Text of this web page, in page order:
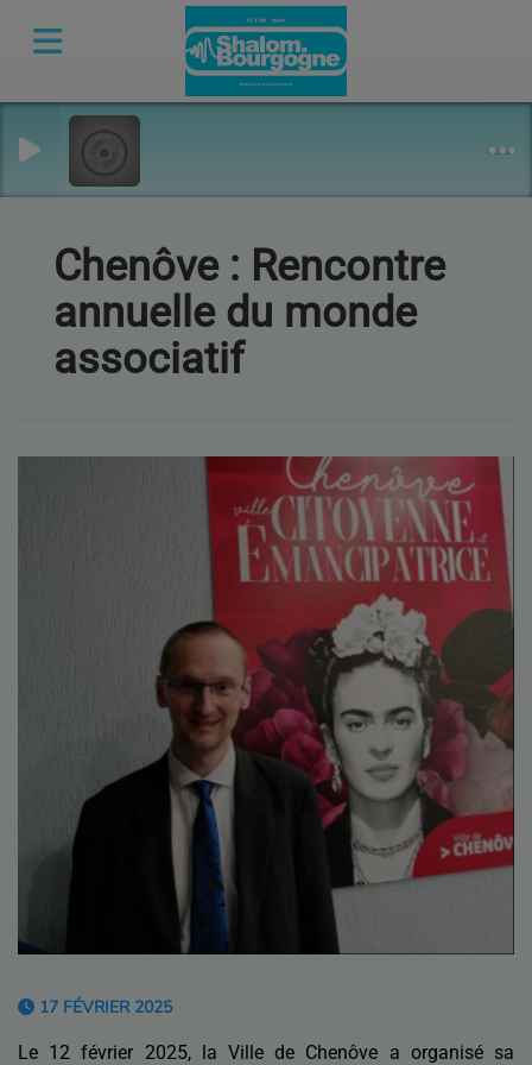
Chenôve : Rencontre
annuelle du monde
associatif
17 FÉVRIER 2025
Le 12 février 2025, la Ville de Chenôve a organisé sa